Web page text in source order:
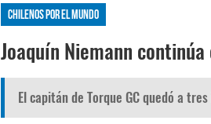
Chilenos por el mundo
Joaquín Niemann
El capitán de Torque GC quedó a